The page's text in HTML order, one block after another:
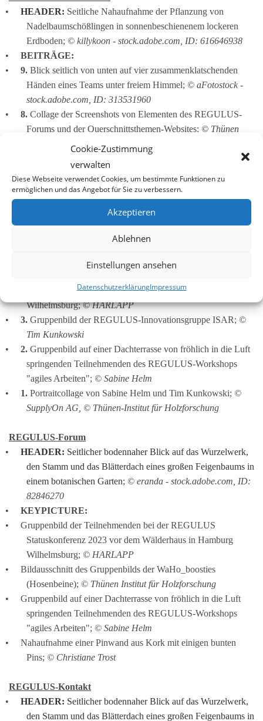
Cookie-Zustimmung
verwalten
Diese Webseite verwendet Cookies, um bestimmte Funktionen zu
ermöglichen und das Angebot für Sie zu verbessern.
Akzeptieren
Ablehnen
Einstellungen ansehen
DatenschutzerklärungImpressum
HEADER: Seitliche Nahaufnahme der Pflanzung von
Nadelbaumschößlingen in sonnenbeschienenem lockeren
Erdboden; © killykoon - stock.adobe.com, ID: 616646938
BEITRÄGE:
9. Blick seitlich von unten auf vier zusammenklatschenden
Händen eines Teams unter freiem Himmel; © aFotostock -
stock.adobe.com, ID: 313531960
8. Collage der Screenshots von Elementen des REGULUS-
Forums und der Querschnittsthemen-Websites; © Thünen
Institut für Holzforschung
© Andy Selter
6. Gruppenbild der REGULUS-Teilnehmenden vor dem
mannshohen IUFRO Holzlogo und Treffpunkt vor den
© DRW-Verlag Weinbrenner GmbH & Co. KG
Statuskonferenz 2023 vor dem Wälderhaus in Hamburg
Wilhelmsburg; © HARLAPP
3. Gruppenbild der REGULUS-Innovationsgruppe ISAR; ©
Tim Kunkowski
2. Gruppenbild auf einer Dachterrasse von fröhlich in die Luft
springenden Teilnehmenden des REGULUS-Workshops
"agiles Arbeiten"; © Sabine Helm
1. Portraitcollage von Sabine Helm und Tim Kunkowski; ©
SupplyOn AG, © Thünen-Institut für Holzforschung
REGULUS-Forum
HEADER: Seitlicher bodennaher Blick auf das Wurzelwerk,
den Stamm und das Blätterdach eines großen Feigenbaums in
einem botanischen Garten; © eranda - stock.adobe.com, ID:
82846270
KEYPICTURE:
Gruppenbild der Teilnehmenden bei der REGULUS
Statuskonferenz 2023 vor dem Wälderhaus in Hamburg
Wilhelmsburg; © HARLAPP
Bildausschnitt des Gruppenbilds der WaHo_boosties
(Hosenbeine); © Thünen Institut für Holzforschung
Gruppenbild auf einer Dachterrasse von fröhlich in die Luft
springenden Teilnehmenden des REGULUS-Workshops
"agiles Arbeiten"; © Sabine Helm
Nahaufnahme einer Pinwand aus Kork mit einigen bunten
Pins; © Christiane Trost
REGULUS-Kontakt
HEADER: Seitlicher bodennaher Blick auf das Wurzelwerk,
den Stamm und das Blätterdach eines großen Feigenbaums in